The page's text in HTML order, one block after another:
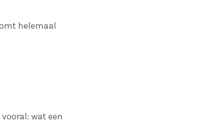
helemaal
wat een